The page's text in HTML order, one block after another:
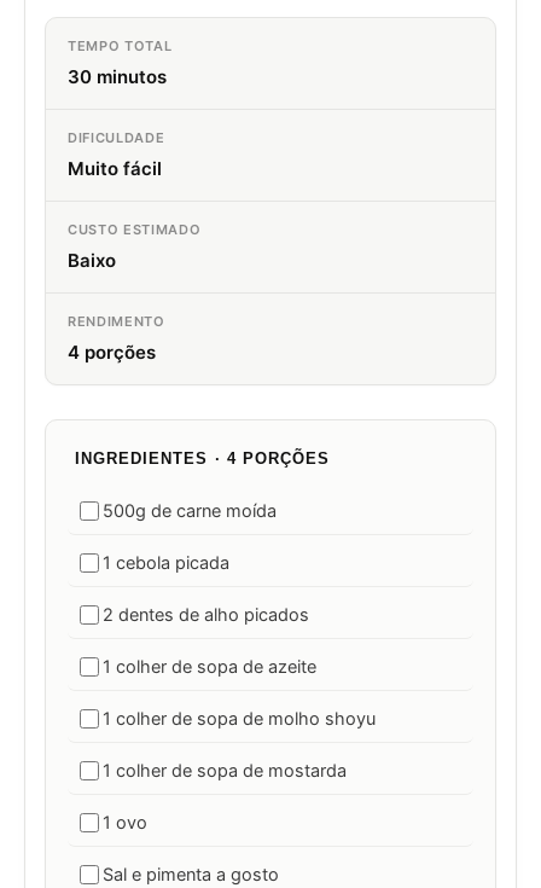
TEMPO TOTAL
30 minutos
DIFICULDADE
Muito fácil
CUSTO ESTIMADO
Baixo
RENDIMENTO
4 porções
INGREDIENTES · 4 PORÇÕES
500g de carne moída
1 cebola picada
2 dentes de alho picados
1 colher de sopa de azeite
1 colher de sopa de molho shoyu
1 colher de sopa de mostarda
1 ovo
Sal e pimenta a gosto